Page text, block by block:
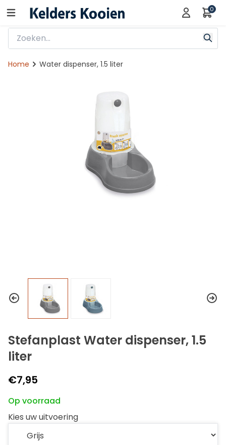
0
Home Water dispenser, 1.5 liter
Stefanplast Water dispenser, 1.5
liter
€7,95
Op voorraad
Kies uw uitvoering